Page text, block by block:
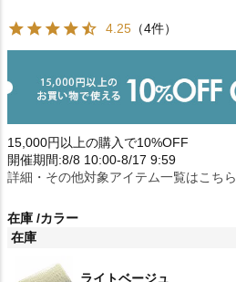
4.25 （4件）
15,000円以上の購入で10%OFF
開催期間:8/8 10:00-8/17 9:59
詳細・その他対象アイテム一覧はこちら
在庫 カラー
在庫
ライトベージュ